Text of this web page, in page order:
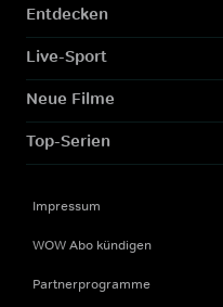
Entdecken
Live-Sport
Neue Filme
Top-Serien
Impressum
WOW Abo kündigen
Partnerprogramme